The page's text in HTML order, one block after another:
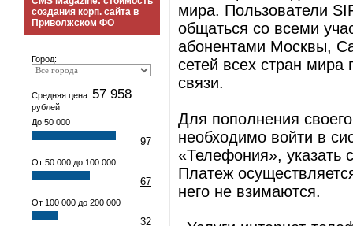
создания корп. сайта в
Приволжском ФО
Город:
Средняя цена: 57 958
рублей
До 50 000
97
От 50 000 до 100 000
67
От 100 000 до 200 000
32
мира. Пользователи
общаться со всеми
абонентами Москвы,
сетей всех стран
связи.
Для пополнения
необходимо войти в
«Телефония», указать
Платеж
него не взимаются.